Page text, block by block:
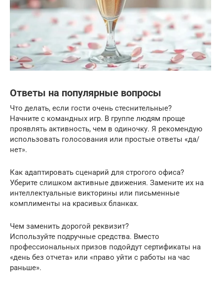
Ответы на популярные вопросы
Что делать, если гости очень стеснительные?
Начните с командных игр. В группе людям проще
проявлять активность, чем в одиночку. Я рекомендую
использовать голосования или простые ответы «да/
нет».
Как адаптировать сценарий для строгого офиса?
Уберите слишком активные движения. Замените их на
интеллектуальные викторины или письменные
комплименты на красивых бланках.
Чем заменить дорогой реквизит?
Используйте подручные средства. Вместо
профессиональных призов подойдут сертификаты на
«день без отчета» или «право уйти с работы на час
раньше».